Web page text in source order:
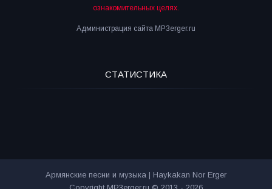
ознакомительных целях.
Администрация сайта MP3erger.ru
СТАТИСТИКА
Армянские песни и музыка | Haykakan Nor Erger